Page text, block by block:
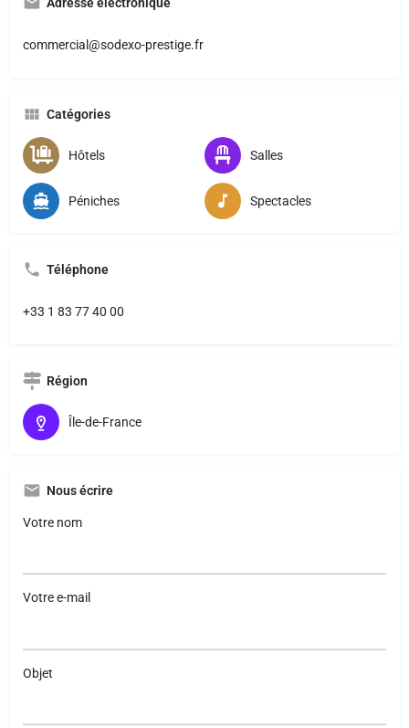
commercial@sodexo-prestige.fr
Catégories
Hôtels Salles
Péniches Spectacles
Téléphone
+33 1 83 77 40 00
Région
Île-de-France
Nous écrire
Votre nom
Votre e-mail
Objet